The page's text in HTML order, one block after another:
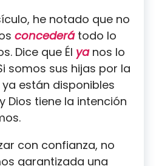
he notado que no
concederátodo lo
Dice que Él yanos lo
somos sus hijas por la
están disponibles
Dios tiene la intención
con confianza, no
garantizada una